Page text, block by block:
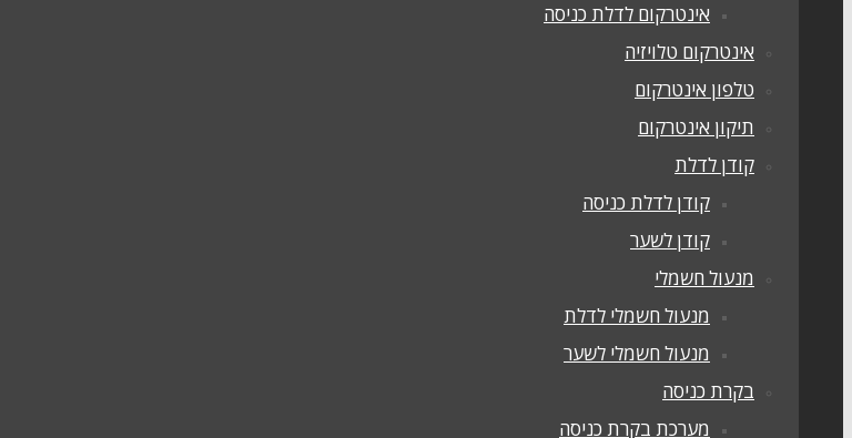
אינטרקום לדלת כניסה
אינטרקום טלויזיה
טלפון אינטרקום
תיקון אינטרקום
קודן לדלת
קודן לדלת כניסה
קודן לשער
מנעול חשמלי
מנעול חשמלי לדלת
מנעול חשמלי לשער
בקרת כניסה
מערכת בקרת כניסה